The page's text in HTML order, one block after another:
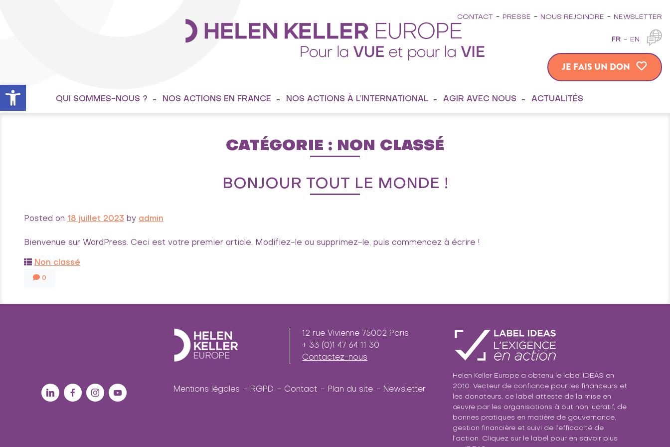
Ouvrir la barre d’outils
CONTACT PRESSE NOUS REJOINDRE NEWSLETTER
FR EN
JE FAIS UN DON
QUI SOMMES-NOUS ? NOS ACTIONS EN FRANCE NOS ACTIONS À L’INTERNATIONAL AGIR AVEC NOUS ACTUALITÉS
CATÉGORIE : NON CLASSÉ
BONJOUR TOUT LE MONDE !
Posted on 18 juillet 2023 by admin
Bienvenue sur WordPress. Ceci est votre premier article. Modifiez-le ou supprimez-le, puis commencez à écrire !
Non classé
0
12 rue Vivienne 75002 Paris
+ 33 (0)1 47 64 11 30
Contactez-nous
Mentions légales RGPD Contact Plan du site Newsletter
Helen Keller Europe a obtenu le label IDEAS en
2010. Vecteur de confiance pour les financeurs et
les donateurs, ce label atteste de la mise en
œuvre par les organisations à but non lucratif, de
bonnes pratiques en matière de gouvernance,
gestion financière et suivi de l’efficacité de
l’action. Cliquez sur le label pour en savoir plus